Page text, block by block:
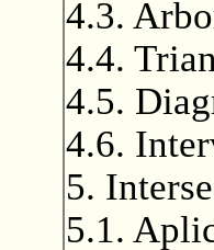
4.3.
4.4.
4.5.
4.6.
5.
5.1.